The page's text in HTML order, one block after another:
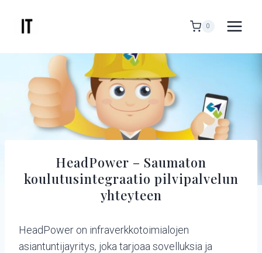
sisältöön
0
HeadPower – Saumaton
koulutusintegraatio pilvipalvelun
yhteyteen
HeadPower on infraverkkotoimialojen
asiantuntijayritys, joka tarjoaa sovelluksia ja